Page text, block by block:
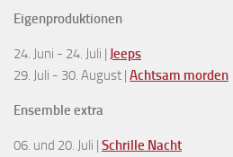
Eigenproduktionen
24. Juni - 24. Juli | Jeeps
29. Juli - 30. August | Achtsam morden
Ensemble extra
06. und 20. Juli | Schrille Nacht